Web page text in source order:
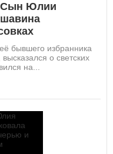
Сын Юлии
бывшего избранника
о светских
на...